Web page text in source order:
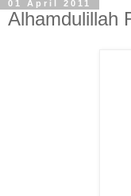
01 April 2011
Alhamdulillah